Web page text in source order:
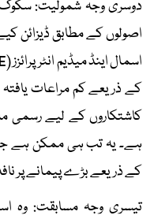
دوسری وجہ شمولیت:
اصولوں کے مطابق ڈیزائن
کے ذریعے کم مراعات
کاشتکاروں کے لیے رسمی
ہے۔ یہ تب ہی ممکن ہے جب
کے ذریعے بڑے پیمانے پر
تیسری وجہ مسابقت: وہ